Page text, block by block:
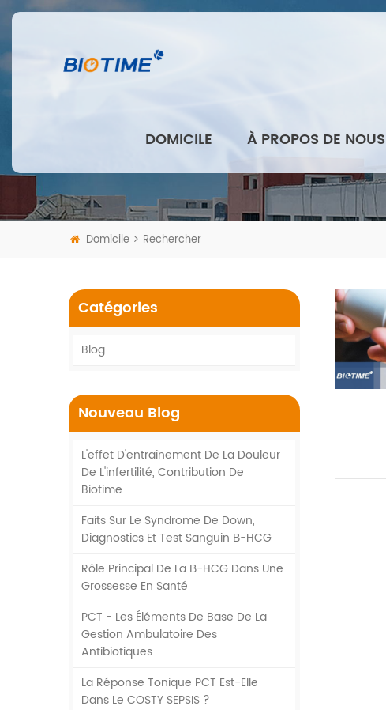
DOMICILE À PROPOS DE NOUS
Domicile Rechercher
Catégories
Blog
Nouveau Blog
L'effet D'entraînement De La Douleur
De L'infertilité, Contribution De
Biotime
Faits Sur Le Syndrome De Down,
Diagnostics Et Test Sanguin Β-HCG
Rôle Principal De La Β-HCG Dans Une
Grossesse En Santé
PCT - Les Éléments De Base De La
Gestion Ambulatoire Des
Antibiotiques
La Réponse Tonique PCT Est-Elle
Dans Le COSTY SEPSIS ?